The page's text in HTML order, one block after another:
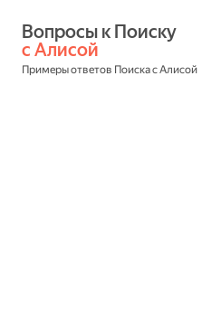
с Алисой
Примеры ответов Поиска с Алисой